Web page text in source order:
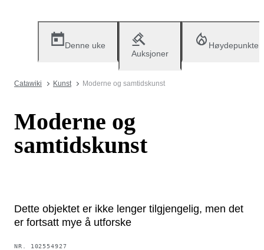
Denne uke
Auksjoner
Høydepunkter
Catawiki Kunst Moderne og samtidskunst
Moderne og
samtidskunst
Dette objektet er ikke lenger tilgjengelig, men det
er fortsatt mye å utforske
NR. 102554927